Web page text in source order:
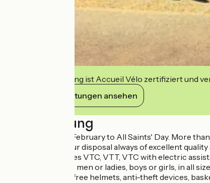
Diese Einrichtung ist Accueil Vélo zertifiziert und
Ihre Verpflichtungen ansehen
Beschreibung
Store open from February to All Saints' Day. More
bikes will be at your disposal always of excellent
All types of bicycles VTC, VTT, VTC with electric
choice of bicycles men or ladies, boys or girls, in all
You will also have free helmets, anti-theft devices,